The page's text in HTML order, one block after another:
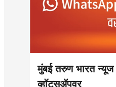
मुंबई तरुण भारत न्यूज
व्हॉट्सॲपवर